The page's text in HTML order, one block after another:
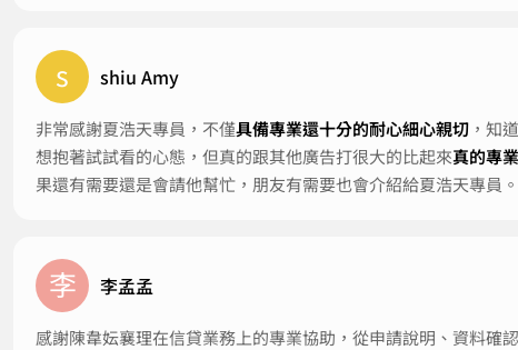
s shiu Amy
非常感謝夏浩天專員，不僅具備專業還十分的耐心細心親切 ，知
想抱著試試看的心態，但真的跟其他廣告打很大的比起來真的專
果還有需要還是會請他幫忙，朋友有需要也會介紹給夏浩天專員。
李 李孟孟
感謝陳韋妘襄理在信貸業務上的專業協助，從申請說明、資料確